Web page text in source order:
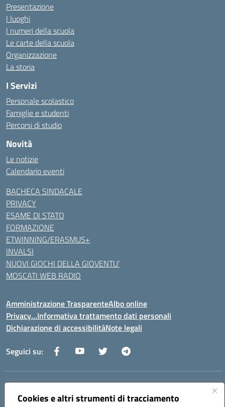
Cookies e altri strumenti di tracciamento
Presentazione
I luoghi
I numeri della scuola
Le carte della scuola
Organizzazione
La storia
I Servizi
Personale scolastico
Famiglie e studenti
Percorsi di studio
Novità
Le notizie
Calendario eventi
BACHECA SINDACALE
PRIVACY
ESAME DI STATO
FORMAZIONE
ETWINNING/ERASMUS+
INVALSI
NUOVI GIOCHI DELLA GIOVENTU’
MOSCATI WEB RADIO
Amministrazione TrasparenteAlbo online
Privacy…Informativa trattamento dati personali
Dichiarazione di accessibilitàNote legali
Seguici su:
Indirizzo:
Centralino:089 201032 Email:saic88800v@istruzione.it